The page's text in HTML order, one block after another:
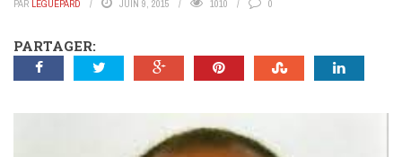
PAR LEGUEPARD JUIN 9, 2015 1010 0
PARTAGER: